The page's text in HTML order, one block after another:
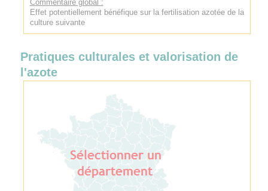
Commentaire global :
Effet potentiellement bénéfique sur la fertilisation azotée de la
culture suivante
Pratiques culturales et valorisation de
l'azote